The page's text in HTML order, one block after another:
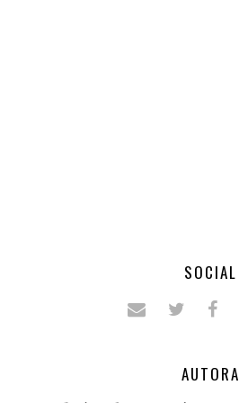
SOCIAL
AUTORA